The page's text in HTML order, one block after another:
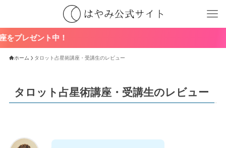
中！
ホーム タロット占星術講座・受講生のレビュー
タロット占星術講座・受講生のレビュー